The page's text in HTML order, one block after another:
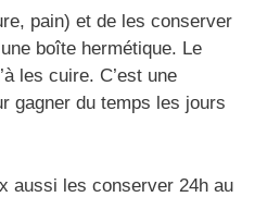
pain) et de les conserver
boîte hermétique. Le
les cuire. C’est une
gagner du temps les jours
aussi les conserver 24h au